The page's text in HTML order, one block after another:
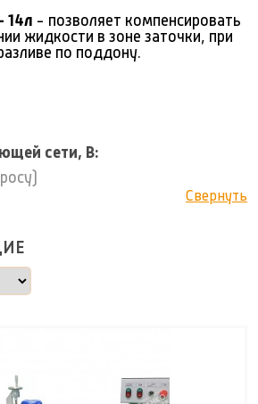
14л - позволяет компенсировать
жидкости в зоне заточки, при
по поддону.
сети, В:
Свернуть